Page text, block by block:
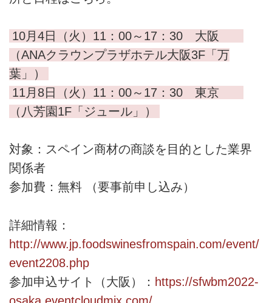
10月4日（火）11：00～17：30 大阪
（ANAクラウンプラザホテル大阪3F「万
葉」）
11月8日（火）11：00～17：30 東京
（八芳園1F「ジュール」）
対象：スペイン商材の商談を目的とした業界
関係者
参加費：無料 （要事前申し込み）
詳細情報：
http://www.jp.foodswinesfromspain.com/event/
event2208.php
参加申込サイト（大阪）： https://sfwbm2022-